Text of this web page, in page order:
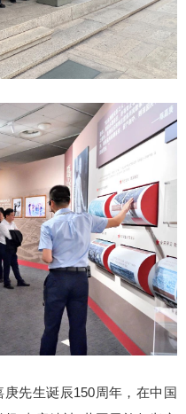
先生诞辰150周年，在中国